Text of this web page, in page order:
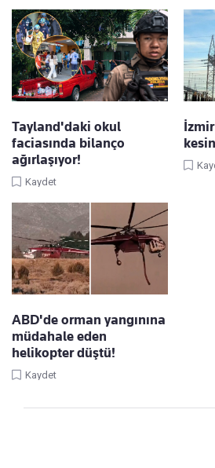
Tayland'daki okul
faciasında bilanço
ağırlaşıyor!
Kaydet
ABD'de orman yangınına
müdahale eden
helikopter düştü!
Kaydet